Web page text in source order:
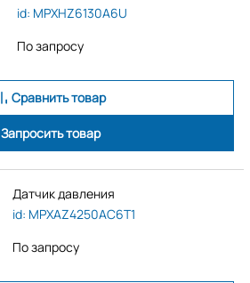
id: MPXHZ6130A6U
По запросу
Сравнить товар
Запросить товар
Датчик давления
id: MPXAZ4250AC6T1
По запросу